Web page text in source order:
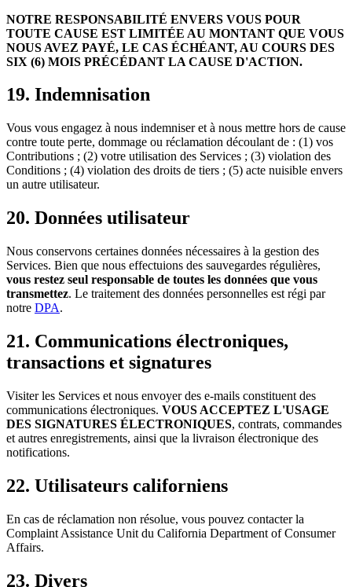
NOTRE RESPONSABILITÉ ENVERS VOUS POUR
TOUTE CAUSE EST LIMITÉE AU MONTANT QUE VOUS
NOUS AVEZ PAYÉ, LE CAS ÉCHÉANT, AU COURS DES
SIX (6) MOIS PRÉCÉDANT LA CAUSE D'ACTION.
19. Indemnisation
Vous vous engagez à nous indemniser et à nous mettre hors de cause
contre toute perte, dommage ou réclamation découlant de : (1) vos
Contributions ; (2) votre utilisation des Services ; (3) violation des
Conditions ; (4) violation des droits de tiers ; (5) acte nuisible envers
un autre utilisateur.
20. Données utilisateur
Nous conservons certaines données nécessaires à la gestion des
Services. Bien que nous effectuions des sauvegardes régulières,
vous restez seul responsable de toutes les données que vous
transmettez. Le traitement des données personnelles est régi par
notre DPA.
21. Communications électroniques,
transactions et signatures
Visiter les Services et nous envoyer des e-mails constituent des
communications électroniques. VOUS ACCEPTEZ L'USAGE
DES SIGNATURES ÉLECTRONIQUES, contrats, commandes
et autres enregistrements, ainsi que la livraison électronique des
notifications.
22. Utilisateurs californiens
En cas de réclamation non résolue, vous pouvez contacter la
Complaint Assistance Unit du California Department of Consumer
Affairs.
23. Divers